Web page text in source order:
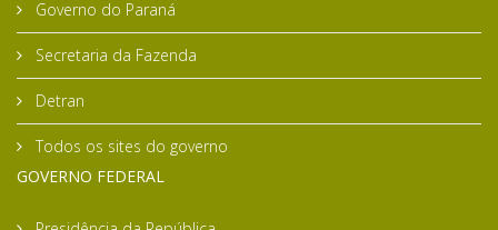
Governo do Paraná
Secretaria da Fazenda
Detran
Todos os sites do governo
GOVERNO FEDERAL